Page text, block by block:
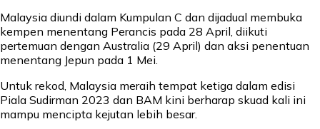
Malaysia diundi dalam Kumpulan C dan dijadual membuka
kempen menentang Perancis pada 28 April, diikuti
pertemuan dengan Australia (29 April) dan aksi penentuan
menentang Jepun pada 1 Mei.
Untuk rekod, Malaysia meraih tempat ketiga dalam edisi
Piala Sudirman 2023 dan BAM kini berharap skuad kali ini
mampu mencipta kejutan lebih besar.